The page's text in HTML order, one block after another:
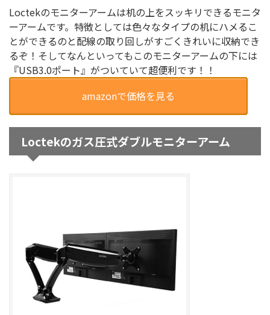
Loctekのモニターアームは机の上をスッキリできるモニタ
ーアームです。特徴としては色々なタイプの机にハメるこ
とができるのと配線の取り回しがすごくきれいに収納でき
るぞ！そしてなんといってもこのモニターアームの下には
『USB3.0ポート』がついていて超便利です！！
amazonで価格を見る
Loctekのガス圧式ダブルモニターアーム